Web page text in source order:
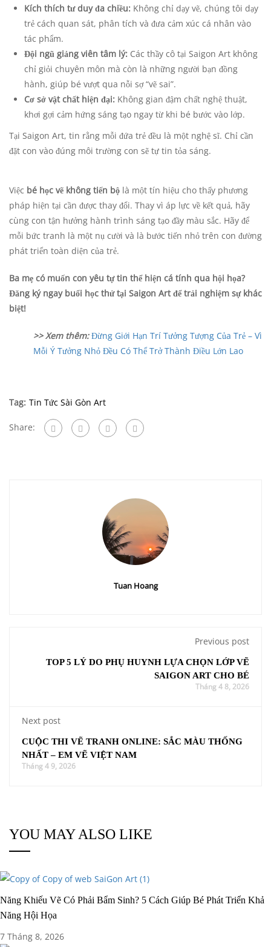
Kích thích tư duy đa chiều: Không chỉ dạy vẽ, chúng tôi dạy
trẻ cách quan sát, phân tích và đưa cảm xúc cá nhân vào
tác phẩm.
Đội ngũ giảng viên tâm lý: Các thầy cô tại Saigon Art không
chỉ giỏi chuyên môn mà còn là những người bạn đồng
hành, giúp bé vượt qua nỗi sợ “vẽ sai”.
Cơ sở vật chất hiện đại: Không gian đậm chất nghệ thuật,
khơi gợi cảm hứng sáng tạo ngay từ khi bé bước vào lớp.
Tại Saigon Art, tin rằng mỗi đứa trẻ đều là một nghệ sĩ. Chỉ cần
đặt con vào đúng môi trường con sẽ tự tin tỏa sáng.
Việc bé học vẽ không tiến bộ là một tín hiệu cho thấy phương
pháp hiện tại cần được thay đổi. Thay vì áp lực về kết quả, hãy
cùng con tận hưởng hành trình sáng tạo đầy màu sắc. Hãy để
mỗi bức tranh là một nụ cười và là bước tiến nhỏ trên con đường
phát triển toàn diện của trẻ.
Ba mẹ có muốn con yêu tự tin thể hiện cá tính qua hội họa?
Đăng ký ngay buổi học thử tại Saigon Art để trải nghiệm sự khác
biệt!
>> Xem thêm: Đừng Giới Hạn Trí Tưởng Tượng Của Trẻ – Vì
Mỗi Ý Tưởng Nhỏ Đều Có Thể Trở Thành Điều Lớn Lao
Tag: Tin Tức Sài Gòn Art
Share:
Tuan Hoang
Previous post
TOP 5 LÝ DO PHỤ HUYNH LỰA CHỌN LỚP VẼ
SAIGON ART CHO BÉ
Tháng 4 8, 2026
Next post
CUỘC THI VẼ TRANH ONLINE: SẮC MÀU THỐNG
NHẤT – EM VẼ VIỆT NAM
Tháng 4 9, 2026
YOU MAY ALSO LIKE
Năng Khiếu Vẽ Có Phải Bẩm Sinh? 5 Cách Giúp Bé Phát Triển Khả
Năng Hội Họa
7 Tháng 8, 2026